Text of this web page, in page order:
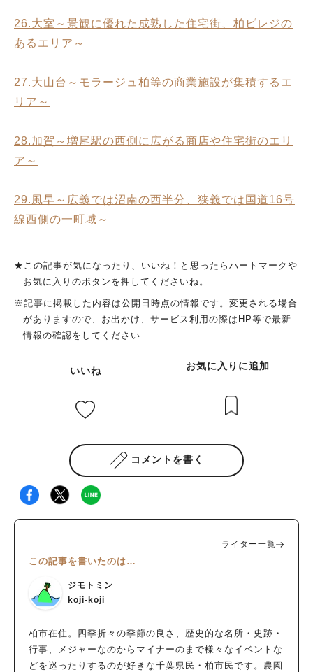
26.大室～景観に優れた成熟した住宅街、柏ビレジの
あるエリア～
27.大山台～モラージュ柏等の商業施設が集積するエ
リア～
28.加賀～増尾駅の西側に広がる商店や住宅街のエリ
ア～
29.風早～広義では沼南の西半分、狭義では国道16号
線西側の一町域～
★この記事が気になったり、いいね！と思ったらハートマークや
お気に入りのボタンを押してくださいね。
※記事に掲載した内容は公開日時点の情報です。変更される場合
がありますので、お出かけ、サービス利用の際はHP等で最新
情報の確認をしてください
いいね お気に入りに追加
コメントを書く
ライター一覧
この記事を書いたのは…
ジモトミン
koji-koji
柏市在住。四季折々の季節の良さ、歴史的な名所・史跡・
行事、メジャーなのからマイナーのまで様々なイベントな
どを巡ったりするのが好きな千葉県民・柏市民です。農園